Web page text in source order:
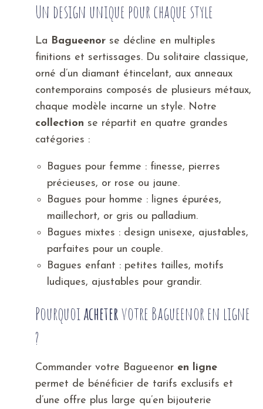
Un design unique pour chaque style
La Bagueenor se décline en multiples
finitions et sertissages. Du solitaire classique,
orné d’un diamant étincelant, aux anneaux
contemporains composés de plusieurs métaux,
chaque modèle incarne un style. Notre
collection se répartit en quatre grandes
catégories :
Bagues pour femme : finesse, pierres
précieuses, or rose ou jaune.
Bagues pour homme : lignes épurées,
maillechort, or gris ou palladium.
Bagues mixtes : design unisexe, ajustables,
parfaites pour un couple.
Bagues enfant : petites tailles, motifs
ludiques, ajustables pour grandir.
Pourquoiachetervotre Bagueenor en ligne
?
Commander votre Bagueenor en ligne
permet de bénéficier de tarifs exclusifs et
d’une offre plus large qu’en bijouterie